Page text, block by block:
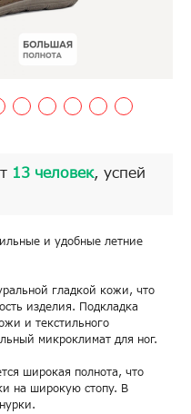
13 человек, успей
и удобные летние
гладкой кожи, что
изделия. Подкладка
и текстильного
микроклимат для ног.
широкая полнота, что
на широкую стопу. В